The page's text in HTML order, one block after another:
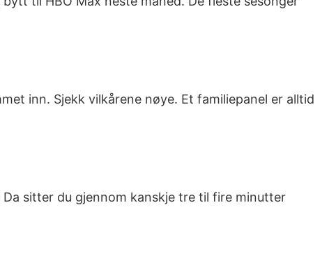
inn. Sjekk vilkårene nøye. Et familiepanel er alltid
sitter du gjennom kanskje tre til fire minutter